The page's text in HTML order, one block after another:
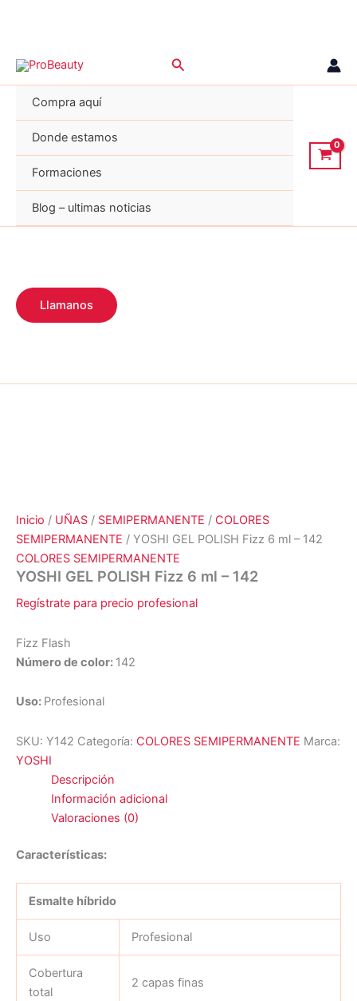
Buscar
Compra aquí
Donde estamos
Formaciones
Blog – ultimas noticias
Llamanos
Inicio / UÑAS / SEMIPERMANENTE / COLORES
SEMIPERMANENTE / YOSHI GEL POLISH Fizz 6 ml – 142
COLORES SEMIPERMANENTE
YOSHI GEL POLISH Fizz 6 ml – 142
Regístrate para precio profesional
Fizz Flash
Número de color: 142
Uso: Profesional
SKU: Y142 Categoría: COLORES SEMIPERMANENTE Marca:
YOSHI
Descripción
Información adicional
Valoraciones (0)
Características:
Esmalte híbrido
Uso Profesional
Cobertura
total
2 capas finas